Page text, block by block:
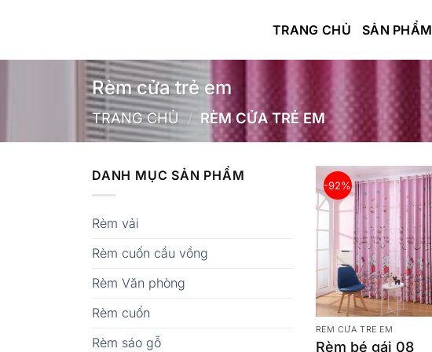
TRANG CHỦ SẢN PHẨM
Rèm cửa trẻ em
TRANG CHỦ / RÈM CỬA TRẺ EM
DANH MỤC SẢN PHẨM
Rèm vải
Rèm cuốn cầu vồng
Rèm Văn phòng
Rèm cuốn
Rèm sáo gỗ
-92%
RÈM CỬA TRẺ EM
Rèm bé gái 08